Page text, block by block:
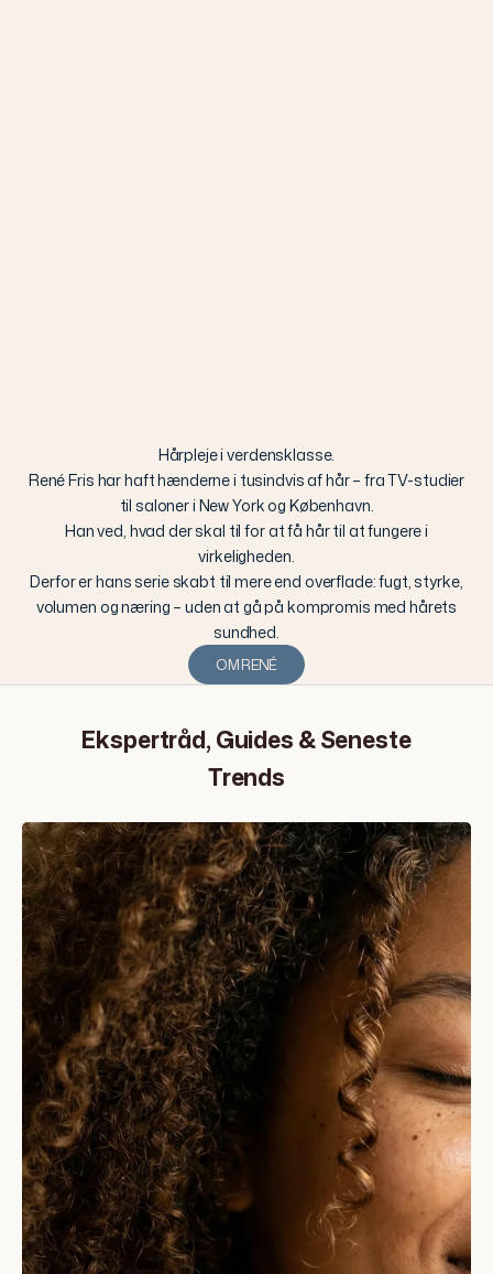
Hårpleje i verdensklasse.
René Fris har haft hænderne i tusindvis af hår – fra TV-studier
til saloner i New York og København.
Han ved, hvad der skal til for at få hår til at fungere i
virkeligheden.
Derfor er hans serie skabt til mere end overflade: fugt, styrke,
volumen og næring – uden at gå på kompromis med hårets
sundhed.
OM RENÉ
Ekspertråd, Guides & Seneste
Trends